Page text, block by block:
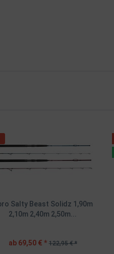
Salty Beast Solidz 1,90m
2,10m 2,40m 2,50m...
ab 69,50 € * 122,95 € *